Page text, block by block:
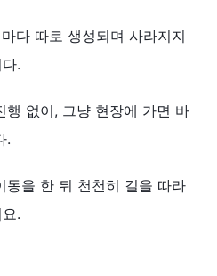
다 따로 생성되며 사라지지
.
행 없이, 그냥 현장에 가면 바
.
동을 한 뒤 천천히 길을 따라
.